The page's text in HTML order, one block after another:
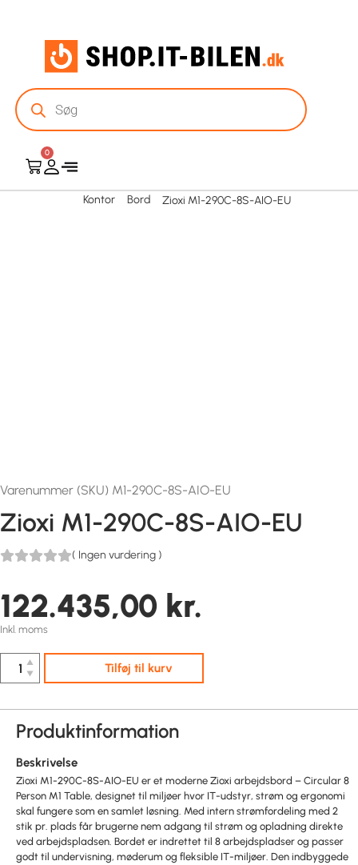
0
Kontor Bord Zioxi M1-290C-8S-AIO-EU
Varenummer (SKU) M1-290C-8S-AIO-EU
Zioxi M1-290C-8S-AIO-EU
( Ingen vurdering )
122.435,00 kr.
Inkl. moms
▲
▼
Tilføj til kurv
Produktinformation
Beskrivelse
Zioxi M1-290C-8S-AIO-EU er et moderne Zioxi arbejdsbord – Circular 8
Person M1 Table, designet til miljøer hvor IT-udstyr, strøm og ergonomi
skal fungere som en samlet løsning. Med intern strømfordeling med 2
stik pr. plads får brugerne nem adgang til strøm og opladning direkte
ved arbejdspladsen. Bordet er indrettet til 8 arbejdspladser og passer
godt til undervisning, møderum og fleksible IT-miljøer. Den indbyggede